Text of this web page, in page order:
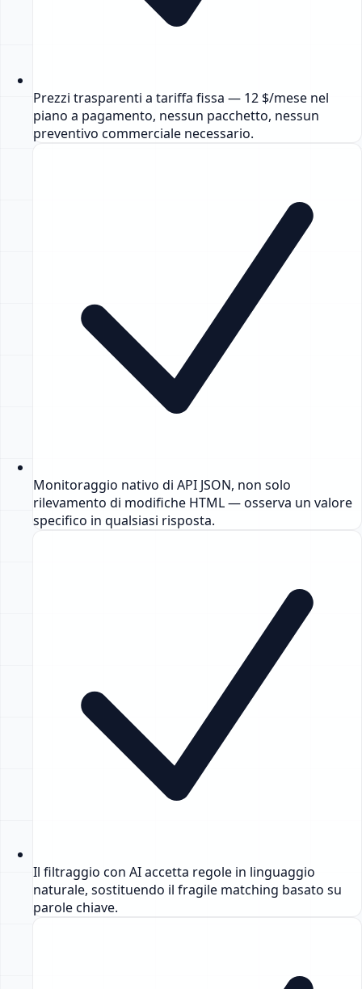
Prezzi trasparenti a tariffa fissa — 12 $/mese nel
piano a pagamento, nessun pacchetto, nessun
preventivo commerciale necessario.
Monitoraggio nativo di API JSON, non solo
rilevamento di modifiche HTML — osserva un valore
specifico in qualsiasi risposta.
Il filtraggio con AI accetta regole in linguaggio
naturale, sostituendo il fragile matching basato su
parole chiave.